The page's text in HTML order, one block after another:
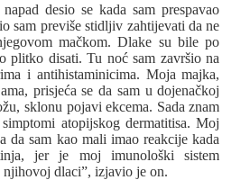
desio se kada sam prespavao
sam previše stidljiv zahtijevati da ne
mačkom. Dlake su bile po
plitko disati. Tu noć sam završio na
i antihistaminicima. Moja majka,
prisjeća se da sam u dojenačkoj
sklonu pojavi ekcema. Sada znam
atopijskog dermatitisa. Moj
da sam kao mali imao reakcije kada
jer je moj imunološki sistem
njihovoj dlaci”, izjavio je on.